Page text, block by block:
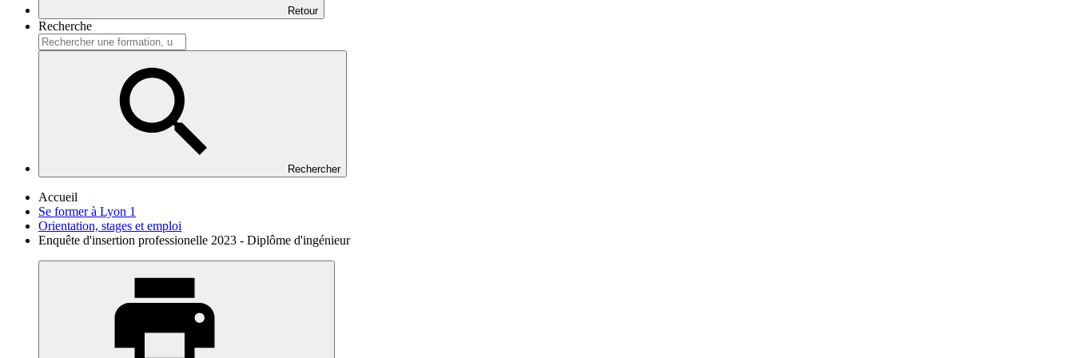
Retour
Recherche
Rechercher
Accueil
Se former à Lyon 1
Orientation, stages et emploi
Enquête d'insertion professionelle 2023 - Diplôme d'ingénieur